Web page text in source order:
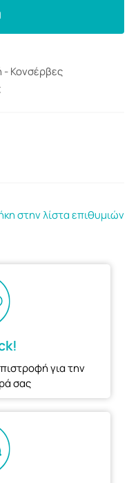
Κονσέρβες
στην λίστα επιθυμιών
για την
σας